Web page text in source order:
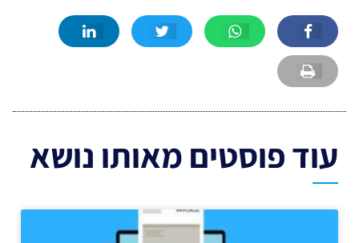
עוד פוסטים מאותו נושא